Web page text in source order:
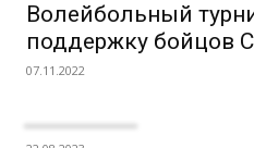
Волейбольный
поддержку бойцов
07.11.2022